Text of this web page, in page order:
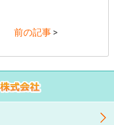
前の記事 >